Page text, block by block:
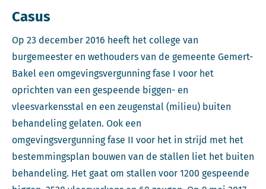
Casus
Op 23 december 2016 heeft het college van
burgemeester en wethouders van de gemeente Gemert-
Bakel een omgevingsvergunning fase I voor het
oprichten van een gespeende biggen- en
vleesvarkensstal en een zeugenstal (milieu) buiten
behandeling gelaten. Ook een
omgevingsvergunning fase II voor het in strijd met het
bestemmingsplan bouwen van de stallen liet het buiten
behandeling. Het gaat om stallen voor 1200 gespeende